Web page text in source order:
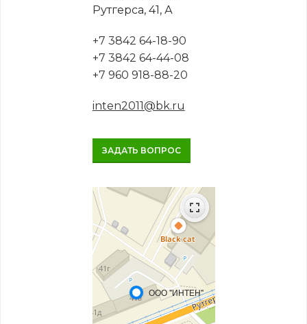
Рутгерса, 41, А
+7 3842 64-18-90
+7 3842 64-44-08
+7 960 918-88-20
inten2011@bk.ru
ЗАДАТЬ ВОПРОС